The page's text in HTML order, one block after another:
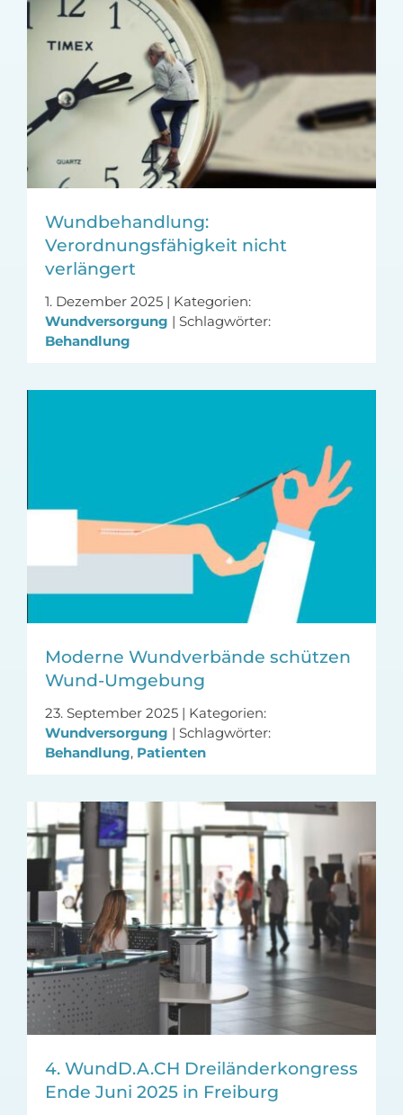
Wundbehandlung:
Verordnungsfähigkeit nicht
verlängert
1. Dezember 2025 | Kategorien:
Wundversorgung | Schlagwörter:
Behandlung
Moderne Wundverbände schützen
Wund-Umgebung
23. September 2025 | Kategorien:
Wundversorgung | Schlagwörter:
Behandlung, Patienten
4. WundD.A.CH Dreiländerkongress
Ende Juni 2025 in Freiburg